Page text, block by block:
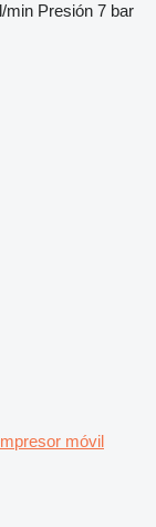
min Presión 7 bar
móvil